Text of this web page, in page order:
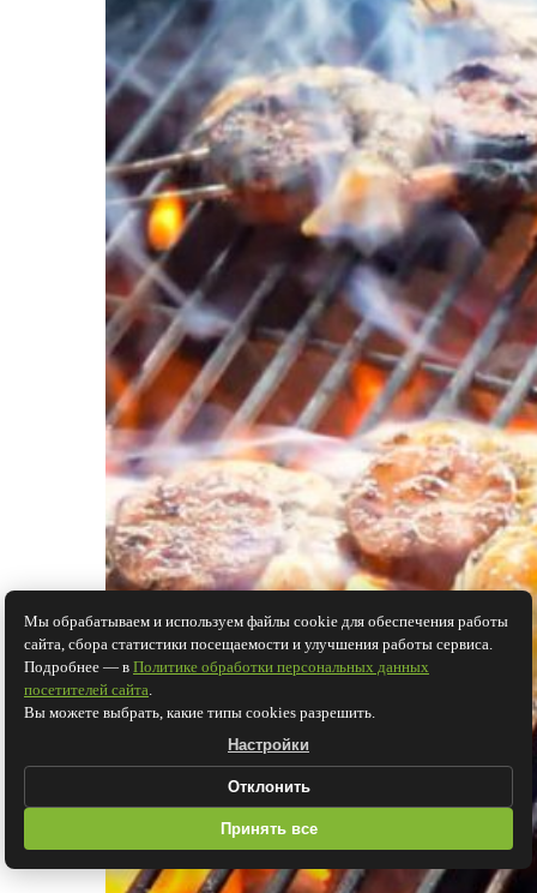
Мы обрабатываем и используем файлы cookie для обеспечения работы
сайта, сбора статистики посещаемости и улучшения работы сервиса.
Подробнее — в Политике обработки персональных данных
посетителей сайта.
Вы можете выбрать, какие типы cookies разрешить.
Настройки
Отклонить
Принять все